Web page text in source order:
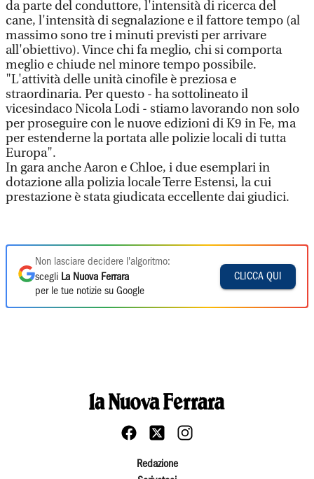
da parte del conduttore, l'intensità di ricerca del
cane, l'intensità di segnalazione e il fattore tempo (al
massimo sono tre i minuti previsti per arrivare
all'obiettivo). Vince chi fa meglio, chi si comporta
meglio e chiude nel minore tempo possibile.
"L'attività delle unità cinofile è preziosa e
straordinaria. Per questo - ha sottolineato il
vicesindaco Nicola Lodi - stiamo lavorando non solo
per proseguire con le nuove edizioni di K9 in Fe, ma
per estenderne la portata alle polizie locali di tutta
Europa".
In gara anche Aaron e Chloe, i due esemplari in
dotazione alla polizia locale Terre Estensi, la cui
prestazione è stata giudicata eccellente dai giudici.
Non lasciare decidere l'algoritmo:
scegli La Nuova Ferrara
per le tue notizie su Google
CLICCA QUI
Redazione